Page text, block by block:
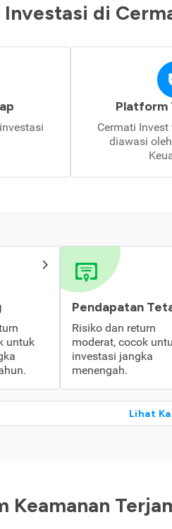
Investasi di
Platform
Cermati
diawasi
untuk
Pendapatan
Risiko dan return
moderat, cocok
investasi jangka
menengah.
Lihat
Keamanan